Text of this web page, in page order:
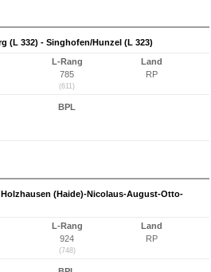
(L 332) - Singhofen/Hunzel (L 323)
L-Rang
785
(611)
Land
RP
BPL
(Haide)-Nicolaus-August-Otto-
L-Rang
924
(748)
Land
RP